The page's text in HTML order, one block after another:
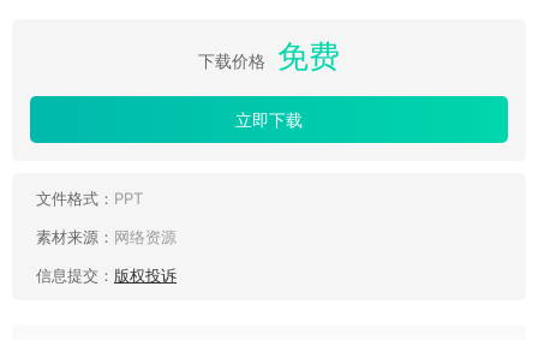
下载价格 免费
立即下载
文件格式： PPT
素材来源： 网络资源
信息提交： 版权投诉